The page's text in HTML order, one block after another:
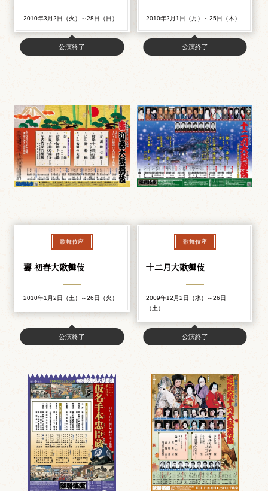
2010年3月2日（火）～28日（日）
公演終了
2010年2月1日（月）～25日（木）
公演終了
歌舞伎座
壽 初春大歌舞伎
2010年1月2日（土）～26日（火）
公演終了
歌舞伎座
十二月大歌舞伎
2009年12月2日（水）～26日
（土）
公演終了